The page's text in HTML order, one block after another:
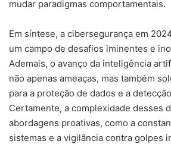
mudar paradigmas comportamentais.
Em síntese, a cibersegurança em
um campo de desafios iminentes e
Ademais, o avanço da inteligência
não apenas ameaças, mas também
para a proteção de dados e a
Certamente, a complexidade desses
abordagens proativas, como a
sistemas e a vigilância contra golpes